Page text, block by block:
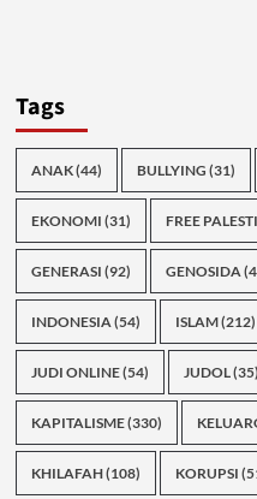
Tags
ANAK(44) BULLYING (31)
EKONOMI (31) FREE
GENERASI (92) GENOSIDA
INDONESIA(54) ISLAM(212)
JUDI ONLINE(54) JUDOL(35)
KAPITALISME(330)
KHILAFAH(108) KORUPSI